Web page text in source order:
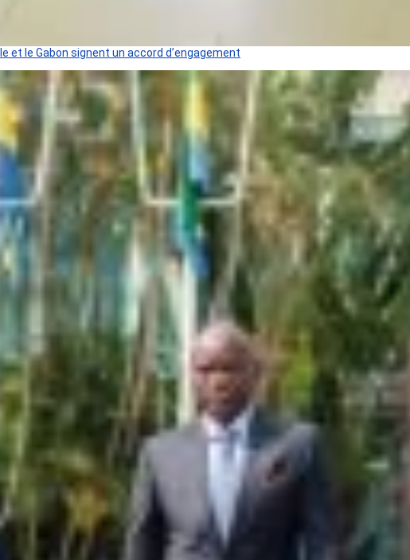
et le Gabon signent un accord d’engagement